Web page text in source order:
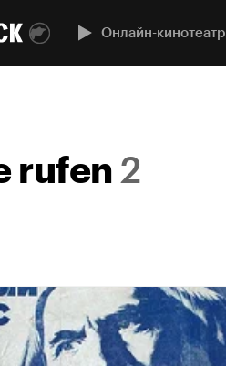
Онлайн-кинотеатр
rufen2